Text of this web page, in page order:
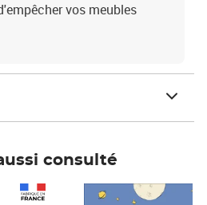
vos meubles
consulté
Prix 7,50€